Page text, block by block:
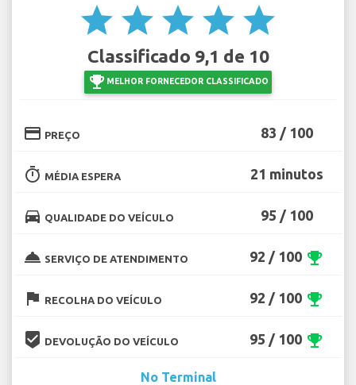
star star star star star
Classificado 9,1 de 10
emoji_events MELHOR FORNECEDOR CLASSIFICADO
credit_card PREÇO 83 / 100
timer MÉDIA ESPERA 21 minutos
directions_car QUALIDADE DO VEÍCULO 95 / 100
room_service SERVIÇO DE ATENDIMENTO 92 / 100 emoji_events
flag RECOLHA DO VEÍCULO 92 / 100 emoji_events
beenhere DEVOLUÇÃO DO VEÍCULO 95 / 100 emoji_events
No Terminal